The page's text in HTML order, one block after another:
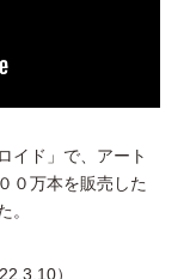
イド」で、アート
０万本を販売した
。
）